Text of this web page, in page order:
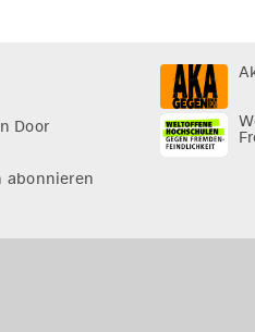
Door
abonnieren